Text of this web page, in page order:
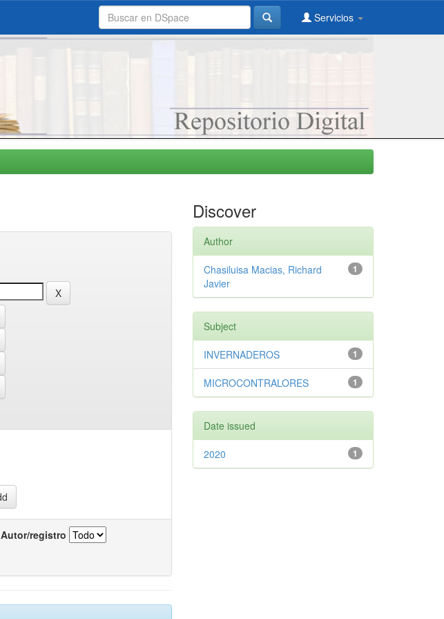
Servicios
Autor/registro
Discover
Author
1
Chasiluisa Macias, Richard
Javier
Subject
1
INVERNADEROS
1
MICROCONTRALORES
Date issued
1
2020